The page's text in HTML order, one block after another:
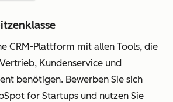
CRM-Plattform mit allen Tools, die
Kundenservice und
benötigen. Bewerben Sie sich
for Startups und nutzen Sie